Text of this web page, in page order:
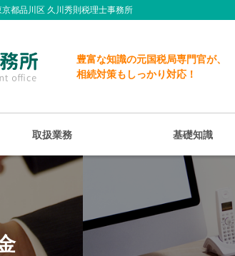
都品川区 久川秀則税理士事務所
豊富な知識の元国税局専門官が、
相続対策もしっかり対応！
取扱業務 基礎知識